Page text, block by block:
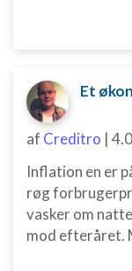
Et
af Creditro |
Inflation en er
røg
vasker om
mod efteråret.